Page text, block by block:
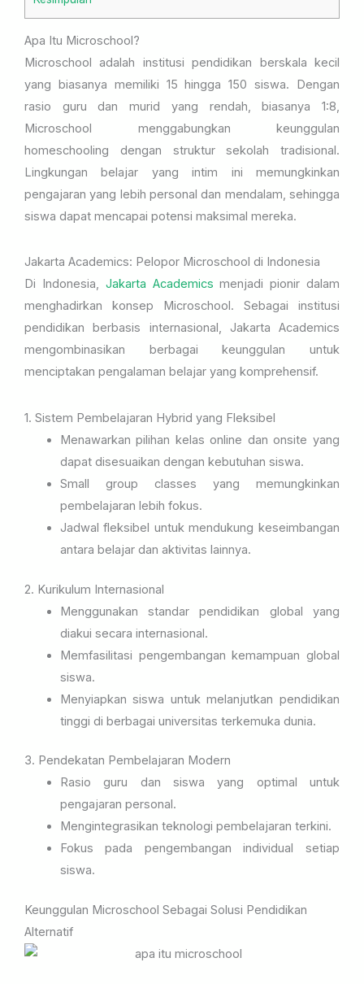
Apa Itu Microschool?
Microschool adalah institusi pendidikan berskala kecil
yang biasanya memiliki 15 hingga 150 siswa. Dengan
rasio guru dan murid yang rendah, biasanya 1:8,
Microschool menggabungkan keunggulan
homeschooling dengan struktur sekolah tradisional.
Lingkungan belajar yang intim ini memungkinkan
pengajaran yang lebih personal dan mendalam, sehingga
siswa dapat mencapai potensi maksimal mereka.
Jakarta Academics: Pelopor Microschool di Indonesia
Di Indonesia, Jakarta Academics menjadi pionir dalam
menghadirkan konsep Microschool. Sebagai institusi
pendidikan berbasis internasional, Jakarta Academics
mengombinasikan berbagai keunggulan untuk
menciptakan pengalaman belajar yang komprehensif.
1. Sistem Pembelajaran Hybrid yang Fleksibel
Menawarkan pilihan kelas online dan onsite yang
dapat disesuaikan dengan kebutuhan siswa.
Small group classes yang memungkinkan
pembelajaran lebih fokus.
Jadwal fleksibel untuk mendukung keseimbangan
antara belajar dan aktivitas lainnya.
2. Kurikulum Internasional
Menggunakan standar pendidikan global yang
diakui secara internasional.
Memfasilitasi pengembangan kemampuan global
siswa.
Menyiapkan siswa untuk melanjutkan pendidikan
tinggi di berbagai universitas terkemuka dunia.
3. Pendekatan Pembelajaran Modern
Rasio guru dan siswa yang optimal untuk
pengajaran personal.
Mengintegrasikan teknologi pembelajaran terkini.
Fokus pada pengembangan individual setiap
siswa.
Keunggulan Microschool Sebagai Solusi Pendidikan
Alternatif